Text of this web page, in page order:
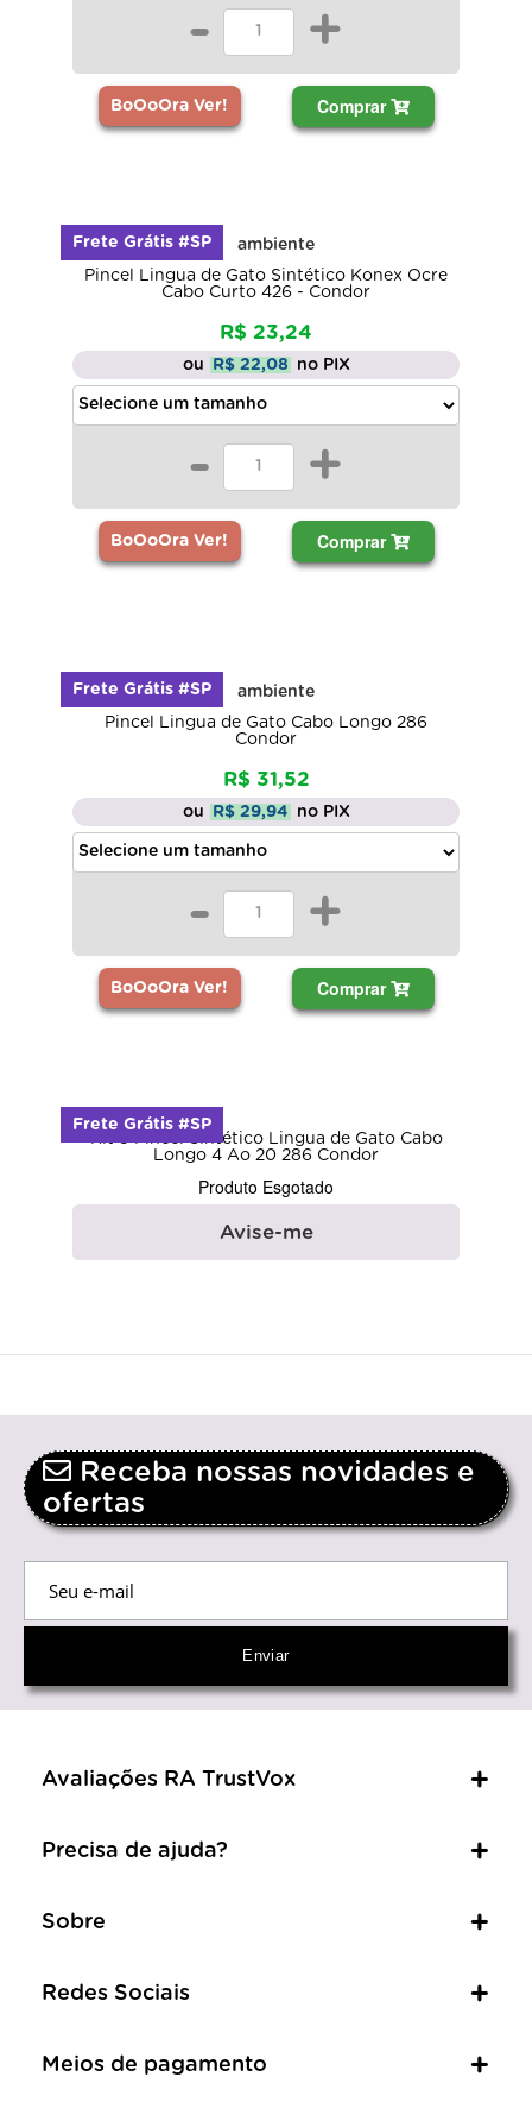
- +
BoOoOra Ver! Comprar
Pincel Lingua de Gato Sintético Konex Ocre
Cabo Curto 426 - Condor
R$ 23,24
ou R$ 22,08 no PIX
- +
BoOoOra Ver! Comprar
Frete Grátis #SP
Pincel Lingua de Gato Cabo Longo 286
Condor
R$ 31,52
ou R$ 29,94 no PIX
- +
BoOoOra Ver! Comprar
Frete Grátis #SP
Kit 5 Pincel Sintético Lingua de Gato Cabo
Longo 4 Ao 20 286 Condor
Produto Esgotado
Avise-me
Frete Grátis #SP
Receba nossas novidades e
ofertas
Avaliações RA TrustVox
Precisa de ajuda?
Sobre
Redes Sociais
Meios de pagamento